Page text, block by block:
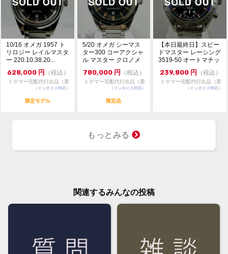
10/16 オメガ 1957 ト
リロジー レイルマスタ
ー 220.10.38.20...
628,000 円 （税込）
トケマー宅配代行出品（委
託販売）
（インボイス対応）
限定モデル
5/20 オメガ シーマス
ター300 コーアクシャ
ル マスター クロノメ
780,000 円 （税込）
トケマー宅配代行出品（委
託販売）
（インボイス対応）
限定品
【本日最終日】スピー
ドマスター レーシング
3519-50 オートマチッ
239,800 円 （税込）
トケマー宅配代行出品（委
託販売）
（インボイス対応）
もっとみる
関連するみんなの投稿